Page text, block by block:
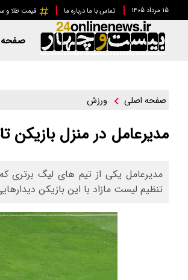
۱۵ مرداد ۱۴۰۵ تماس با ما درباره ما قیمت طلا و
صفحه اصلی ورزش
مدیرعامل در منزل
مدیرعامل یکی از تیم های لیگ برتری
تنظیم لیست مازاد با این بازیکن